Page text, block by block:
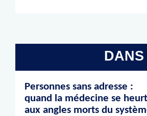
Personnes sans adresse :
quand la médecine se
aux angles morts du